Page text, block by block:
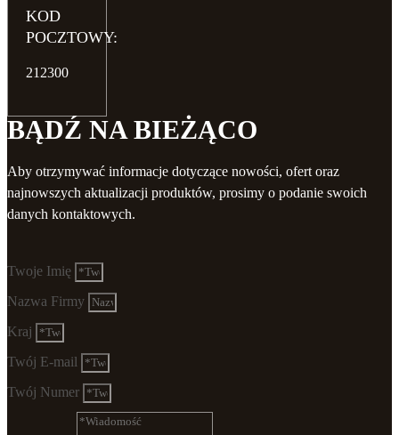
KOD
POCZTOWY:
212300
BĄDŹ NA BIEŻĄCO
Aby otrzymywać informacje dotyczące nowości, ofert oraz
najnowszych aktualizacji produktów, prosimy o podanie swoich
danych kontaktowych.
Twoje Imię
Nazwa Firmy
Kraj
Twój E-mail
Twój Numer